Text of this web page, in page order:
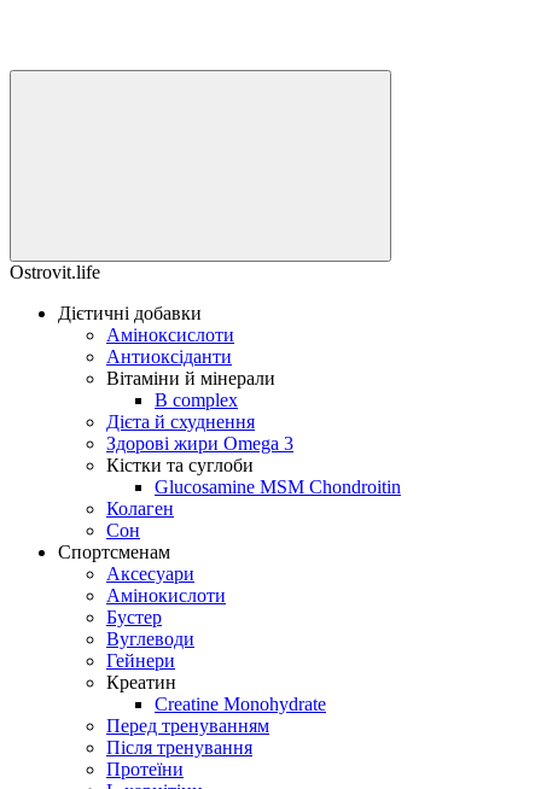
Ostrovit.life
Дієтичні добавки
Аміноксислоти
Антиоксіданти
Вітаміни й мінерали
B complex
Дієта й схуднення
Здорові жири Omega 3
Кістки та суглоби
Glucosamine MSM Chondroitin
Колаген
Сон
Спортсменам
Аксесуари
Амінокислоти
Бустер
Вуглеводи
Гейнери
Креатин
Creatine Monohydrate
Перед тренуванням
Після тренування
Протеїни